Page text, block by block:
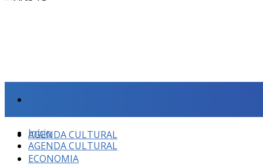
AGENDA CULTURAL
Início
AGENDA CULTURAL
ECONOMIA